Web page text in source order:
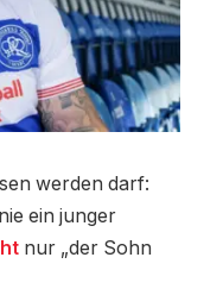
werden darf:
ein junger
nur „der Sohn